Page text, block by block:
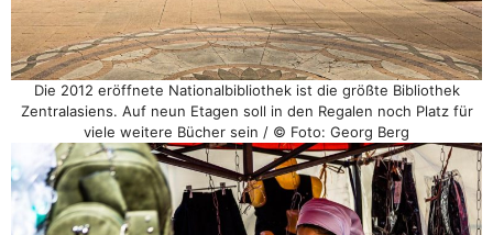
Die 2012 eröffnete Nationalbibliothek ist die größte Bibliothek
Zentralasiens. Auf neun Etagen soll in den Regalen noch Platz für
viele weitere Bücher sein / © Foto: Georg Berg